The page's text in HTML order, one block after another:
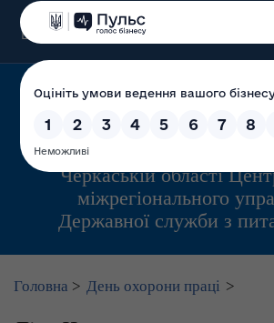
Управління інспекційної
Черкаській області
міжрегіонального
Державної служби з
Головна > День охорони праці >